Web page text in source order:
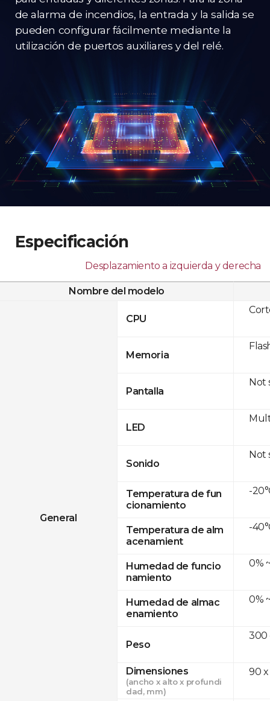
de alarma de incendios, la entrada y la salida se
pueden configurar fácilmente mediante la
utilización de puertos auxiliares y del relé.
Especificación
Desplazamiento a izquierda y derecha
Nombre del modelo
General
CPU
Memoria
Pantalla
LED
Sonido
Temperatura de fun
cionamiento
Temperatura de alm
acenamient
Humedad de funcio
namiento
Humedad de almac
enamiento
Peso
Dimensiones
(ancho x alto x profundi
dad, mm)
Not
Not
-
-
0%
0%
300
90 x